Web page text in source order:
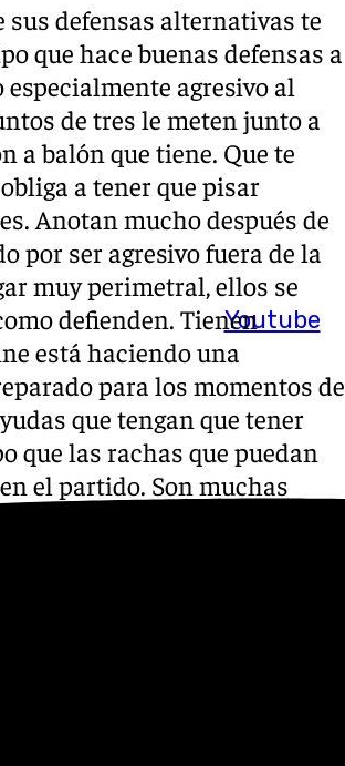
Youtube
sus defensas alternativas te
que hace buenas defensas a
especialmente agresivo al
de tres le meten junto a
a balón que tiene. Que te
a tener que pisar
Anotan mucho después de
por ser agresivo fuera de la
muy perimetral, ellos se
defienden. Tienen
está haciendo una
para los momentos de
que tengan que tener
que las rachas que puedan
el partido. Son muchas
características te pueden